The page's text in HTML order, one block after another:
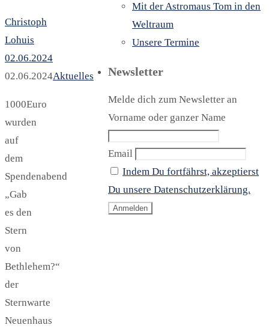
Christoph
Lohuis
02.06.2024
02.06.2024Aktuelles
1000Euro
wurden
auf
dem
Spendenabend
„Gab
es den
Stern
von
Bethlehem?“
der
Sternwarte
Neuenhaus
Mit der Astromaus Tom in den
Weltraum
Unsere Termine
Newsletter
Melde dich zum Newsletter an
Vorname oder ganzer Name
Email
Indem Du fortfährst, akzeptierst
Du unsere Datenschutzerklärung.